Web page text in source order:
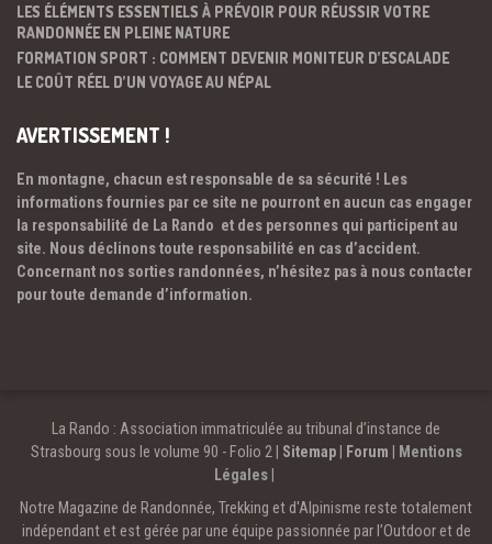
LES ÉLÉMENTS ESSENTIELS À PRÉVOIR POUR RÉUSSIR VOTRE
RANDONNÉE EN PLEINE NATURE
FORMATION SPORT : COMMENT DEVENIR MONITEUR D’ESCALADE
LE COÛT RÉEL D’UN VOYAGE AU NÉPAL
AVERTISSEMENT !
En montagne, chacun est responsable de sa sécurité ! Les
informations fournies par ce site ne pourront en aucun cas engager
la responsabilité de La Rando et des personnes qui participent au
site. Nous déclinons toute responsabilité en cas d’accident.
Concernant nos sorties randonnées, n’hésitez pas à nous contacter
pour toute demande d’information.
La Rando : Association immatriculée au tribunal d’instance de
Strasbourg sous le volume 90 - Folio 2 | Sitemap| Forum
Mentions
Légales
Notre Magazine de Randonnée, Trekking et d'Alpinisme reste totalement
indépendant et est gérée par une équipe passionnée par l’Outdoor et de